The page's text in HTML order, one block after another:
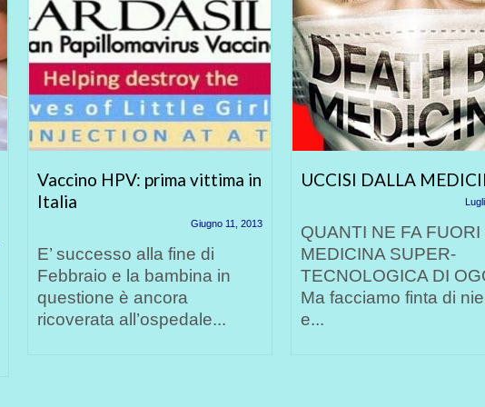
Vaccino HPV: prima vittima in
Italia
Giugno 11, 2013
E’ successo alla fine di
Febbraio e la bambina in
questione è ancora
ricoverata all’ospedale...
UCCISI DALLA
QUANTI NE FA FUORI
MEDICINA SUPER-
TECNOLOGICA DI
Ma facciamo finta di
e...